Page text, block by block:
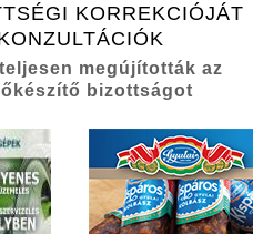
KORREKCIÓJÁT
megújították az
bizottságot